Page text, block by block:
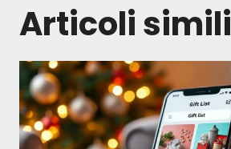
Articoli simili